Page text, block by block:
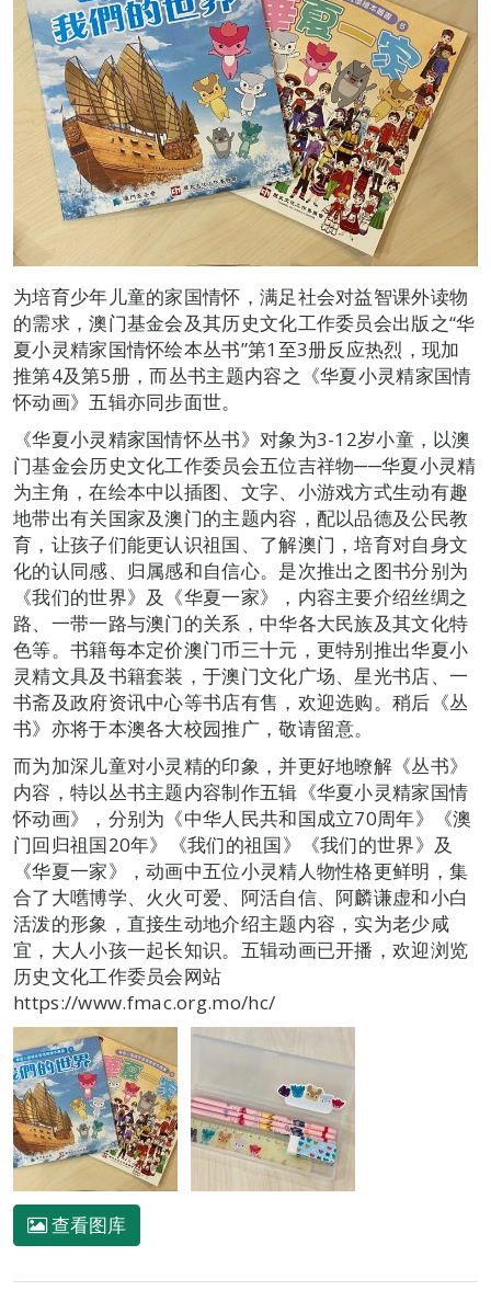
为培育少年儿童的家国情怀，满足社会对益智课外读物
的需求，澳门基金会及其历史文化工作委员会出版之“华
夏小灵精家国情怀绘本丛书”第1至3册反应热烈，现加
推第4及第5册，而丛书主题内容之《华夏小灵精家国情
怀动画》五辑亦同步面世。
《华夏小灵精家国情怀丛书》对象为3-12岁小童，以澳
门基金会历史文化工作委员会五位吉祥物──华夏小灵精
为主角，在绘本中以插图、文字、小游戏方式生动有趣
地带出有关国家及澳门的主题内容，配以品德及公民教
育，让孩子们能更认识祖国、了解澳门，培育对自身文
化的认同感、归属感和自信心。是次推出之图书分别为
《我们的世界》及《华夏一家》，内容主要介绍丝绸之
路、一带一路与澳门的关系，中华各大民族及其文化特
色等。书籍每本定价澳门币三十元，更特别推出华夏小
灵精文具及书籍套装，于澳门文化广场、星光书店、一
书斋及政府资讯中心等书店有售，欢迎选购。稍后《丛
书》亦将于本澳各大校园推广，敬请留意。
而为加深儿童对小灵精的印象，并更好地暸解《丛书》
内容，特以丛书主题内容制作五辑《华夏小灵精家国情
怀动画》，分别为《中华人民共和国成立70周年》《澳
门回归祖国20年》《我们的祖国》《我们的世界》及
《华夏一家》，动画中五位小灵精人物性格更鲜明，集
合了大嚿博学、火火可爱、阿活自信、阿麟谦虚和小白
活泼的形象，直接生动地介绍主题内容，实为老少咸
宜，大人小孩一起长知识。五辑动画已开播，欢迎浏览
历史文化工作委员会网站
https://www.fmac.org.mo/hc/
查看图库